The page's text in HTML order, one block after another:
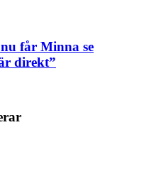
får Minna se
direkt”